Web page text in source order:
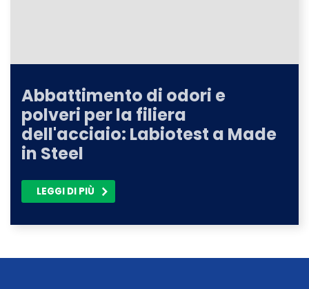
Abbattimento di odori e
polveri per la filiera
dell'acciaio: Labiotest a Made
in Steel
LEGGI DI PIÙ